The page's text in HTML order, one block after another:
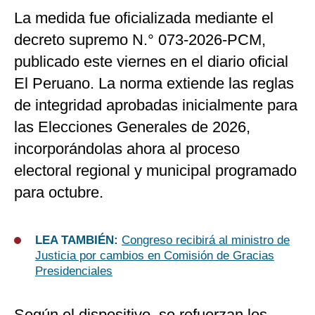
La medida fue oficializada mediante el
decreto supremo N.° 073-2026-PCM,
publicado este viernes en el diario oficial
El Peruano. La norma extiende las reglas
de integridad aprobadas inicialmente para
las Elecciones Generales de 2026,
incorporándolas ahora al proceso
electoral regional y municipal programado
para octubre.
LEA TAMBIÉN: Congreso recibirá al ministro de
Justicia por cambios en Comisión de Gracias
Presidenciales